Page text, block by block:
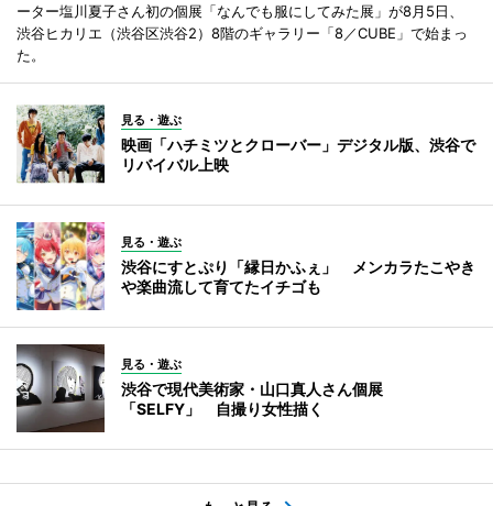
ーター塩川夏子さん初の個展「なんでも服にしてみた展」が8月5日、
渋谷ヒカリエ（渋谷区渋谷2）8階のギャラリー「8／CUBE」で始まっ
た。
見る・遊ぶ
映画「ハチミツとクローバー」デジタル版、渋谷で
リバイバル上映
見る・遊ぶ
渋谷にすとぷり「縁日かふぇ」 メンカラたこやき
や楽曲流して育てたイチゴも
見る・遊ぶ
渋谷で現代美術家・山口真人さん個展
「SELFY」 自撮り女性描く